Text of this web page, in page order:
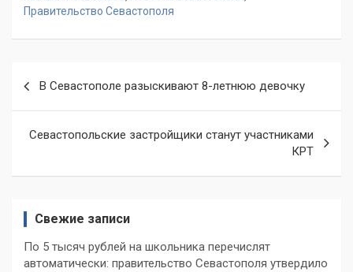
Правительство Севастополя
записям
В Севастополе разыскивают 8-летнюю девочку
Севастопольские застройщики станут участниками
КРТ
Свежие записи
По 5 тысяч рублей на школьника перечислят
автоматически: правительство Севастополя утвердило